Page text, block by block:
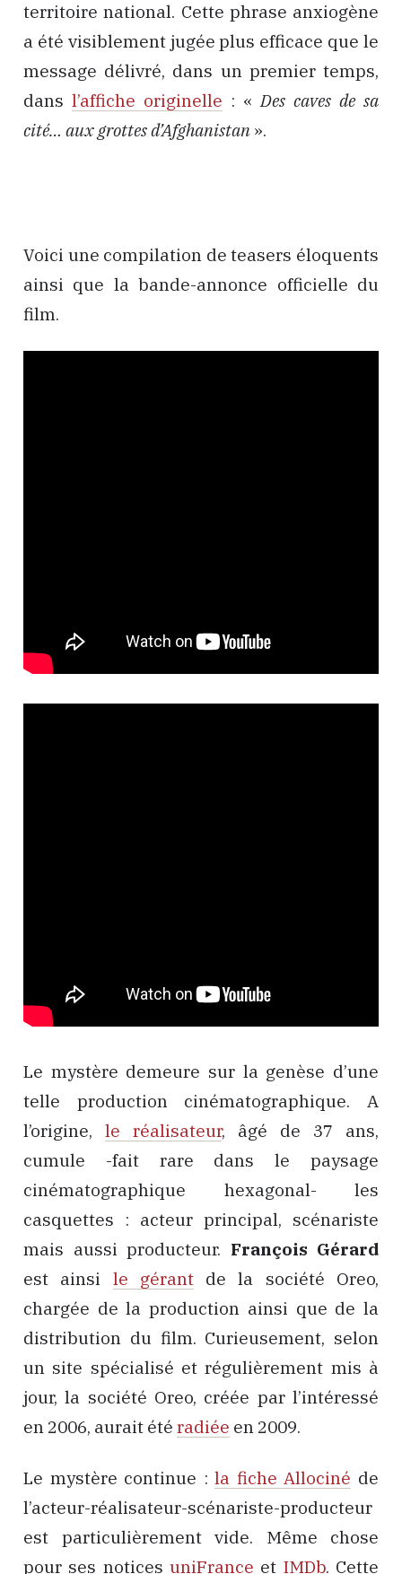
territoire national. Cette phrase anxiogène
a été visiblement jugée plus efficace que le
message délivré, dans un premier temps,
dans l’affiche originelle : «Des caves de sa
cité… aux grottes d’Afghanistan ».
Voici une compilation de teasers éloquents
ainsi que la bande-annonce officielle du
film.
Le mystère demeure sur la genèse d’une
telle production cinématographique. A
l’origine, le réalisateur, âgé de 37 ans,
cumule -fait rare dans le paysage
cinématographique hexagonal- les
casquettes : acteur principal, scénariste
mais aussi producteur. François Gérard
est ainsi le gérantde la société Oreo,
chargée de la production ainsi que de la
distribution du film. Curieusement, selon
un site spécialisé et régulièrement mis à
jour, la société Oreo, créée par l’intéressé
en 2006, aurait été radiée en 2009.
Le mystère continue :la fiche Allociné de
l’acteur-réalisateur-scénariste-producteur
est particulièrement vide. Même chose
pour ses notices uniFrance et IMDb. Cette